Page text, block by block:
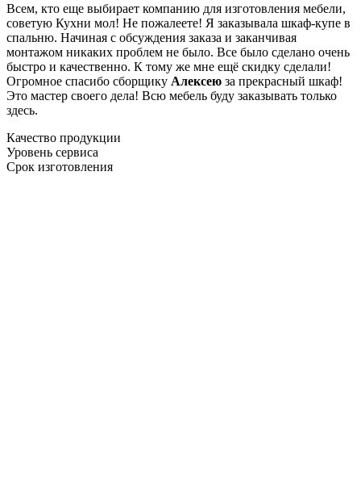
Всем, кто еще выбирает компанию для изготовления мебели,
советую Кухни мол! Не пожалеете! Я заказывала шкаф-купе в
спальню. Начиная с обсуждения заказа и заканчивая
монтажом никаких проблем не было. Все было сделано очень
быстро и качественно. К тому же мне ещё скидку сделали!
Огромное спасибо сборщику Алексею за прекрасный шкаф!
Это мастер своего дела! Всю мебель буду заказывать только
здесь.
Качество продукции
Уровень сервиса
Срок изготовления